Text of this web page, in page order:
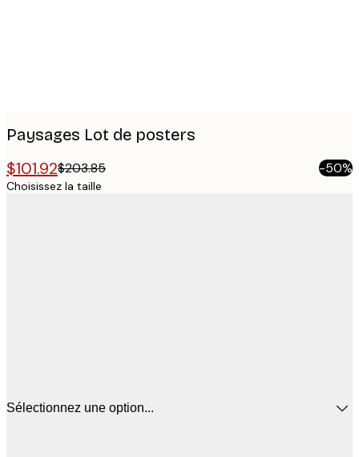
Paysages Lot de posters
$101.92$203.85 -50%
Choisissez la taille
Sélectionnez une option...